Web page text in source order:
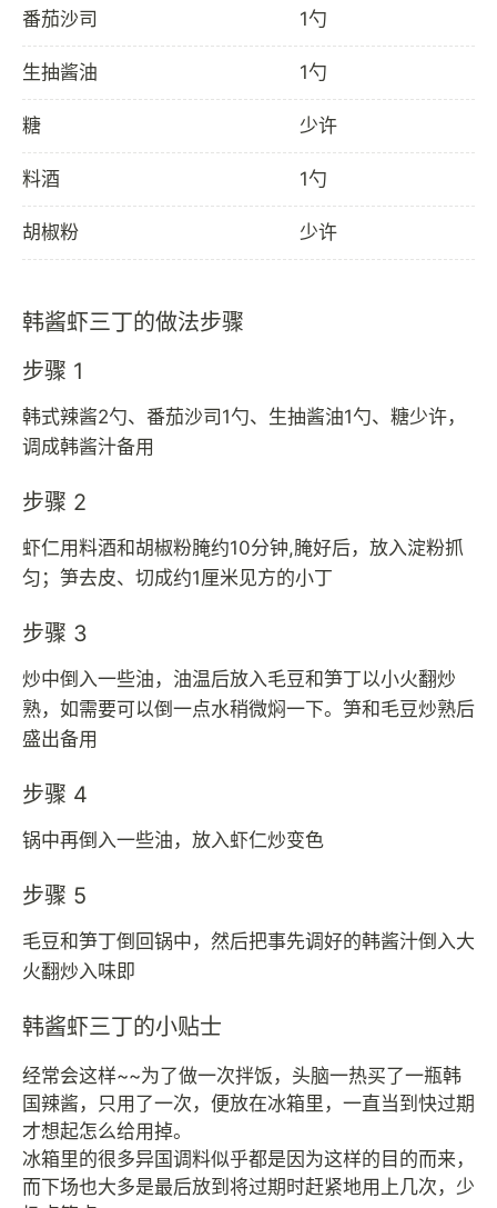
番茄沙司 1勺
生抽酱油 1勺
糖 少许
料酒 1勺
胡椒粉 少许
韩酱虾三丁的做法步骤
步骤 1
韩式辣酱2勺、番茄沙司1勺、生抽酱油1勺、糖少许，
调成韩酱汁备用
步骤 2
虾仁用料酒和胡椒粉腌约10分钟,腌好后，放入淀粉抓
匀；笋去皮、切成约1厘米见方的小丁
步骤 3
炒中倒入一些油，油温后放入毛豆和笋丁以小火翻炒
熟，如需要可以倒一点水稍微焖一下。笋和毛豆炒熟后
盛出备用
步骤 4
锅中再倒入一些油，放入虾仁炒变色
步骤 5
毛豆和笋丁倒回锅中，然后把事先调好的韩酱汁倒入大
火翻炒入味即
韩酱虾三丁的小贴士
经常会这样~~为了做一次拌饭，头脑一热买了一瓶韩
国辣酱，只用了一次，便放在冰箱里，一直当到快过期
才想起怎么给用掉。
冰箱里的很多异国调料似乎都是因为这样的目的而来，
而下场也大多是最后放到将过期时赶紧地用上几次，少